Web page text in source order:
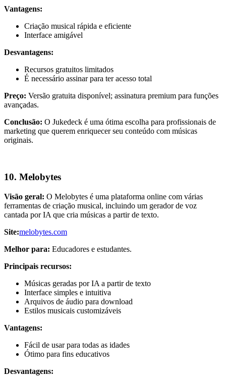
Vantagens:
Criação musical rápida e eficiente
Interface amigável
Desvantagens:
Recursos gratuitos limitados
É necessário assinar para ter acesso total
Preço: Versão gratuita disponível; assinatura premium para funções
avançadas.
Conclusão: O Jukedeck é uma ótima escolha para profissionais de
marketing que querem enriquecer seu conteúdo com músicas
originais.
10. Melobytes
Visão geral: O Melobytes é uma plataforma online com várias
ferramentas de criação musical, incluindo um gerador de voz
cantada por IA que cria músicas a partir de texto.
Site:melobytes.com
Melhor para: Educadores e estudantes.
Principais recursos:
Músicas geradas por IA a partir de texto
Interface simples e intuitiva
Arquivos de áudio para download
Estilos musicais customizáveis
Vantagens:
Fácil de usar para todas as idades
Ótimo para fins educativos
Desvantagens: